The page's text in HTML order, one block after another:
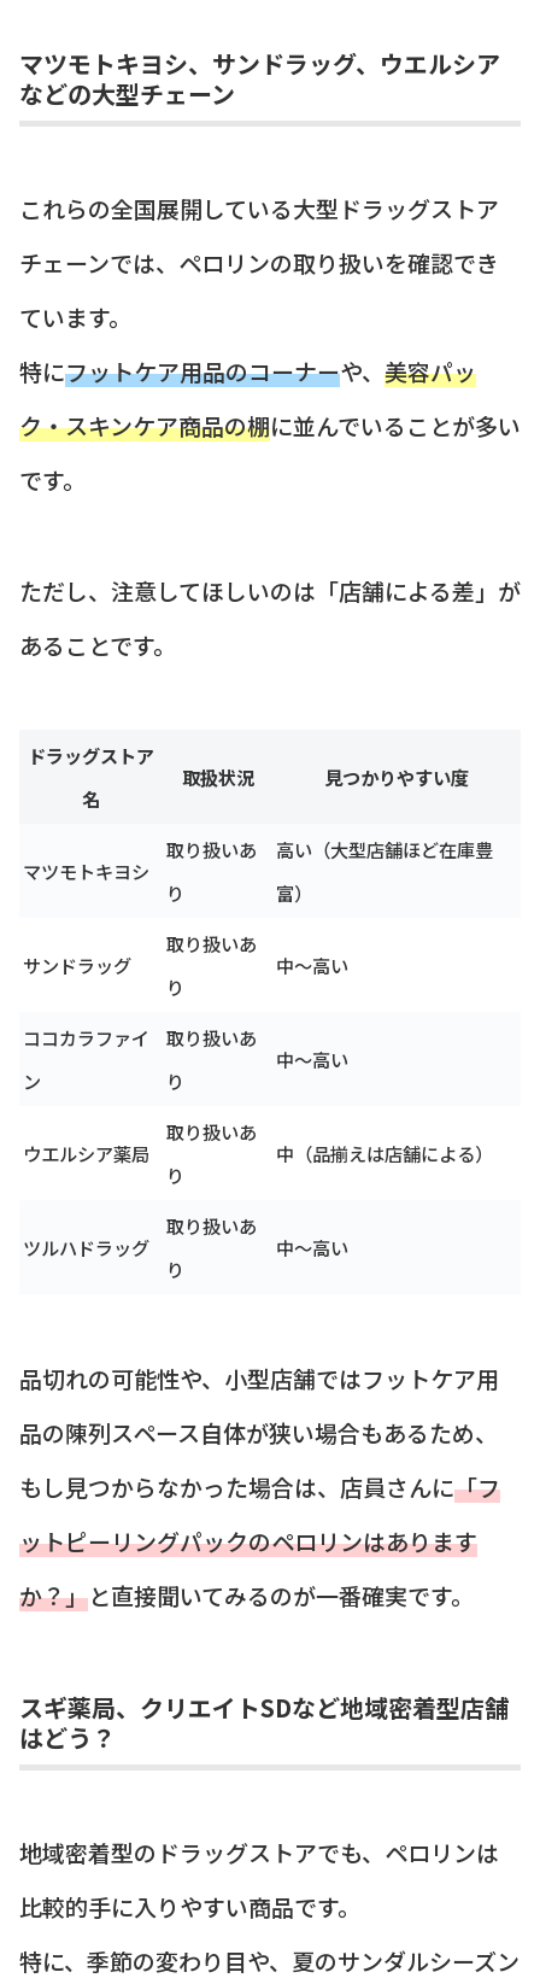
マツモトキヨシ、サンドラッグ、ウエルシア
などの大型チェーン
これらの全国展開している大型ドラッグストア
チェーンでは、ペロリンの取り扱いを確認でき
ています。
特にフットケア用品のコーナーや、 美容パッ
ク・スキンケア商品の棚に並んでいることが多い
です。
ただし、注意してほしいのは「店舗による差」が
あることです。
ドラッグストア
名
取扱状況 見つかりやすい度
マツモトキヨシ
取り扱いあ
り
高い（大型店舗ほど在庫豊
富）
サンドラッグ
取り扱いあ
り
中〜高い
ココカラファイ
ン
取り扱いあ
り
中〜高い
ウエルシア薬局
取り扱いあ
り
中（品揃えは店舗による）
ツルハドラッグ
取り扱いあ
り
中〜高い
品切れの可能性や、小型店舗ではフットケア用
品の陳列スペース自体が狭い場合もあるため、
もし見つからなかった場合は、店員さんに「フ
ットピーリングパックのペロリンはあります
か？」と直接聞いてみるのが一番確実です。
スギ薬局、クリエイトSDなど地域密着型店舗
はどう？
地域密着型のドラッグストアでも、ペロリンは
比較的手に入りやすい商品です。
特に、季節の変わり目や、夏のサンダルシーズン